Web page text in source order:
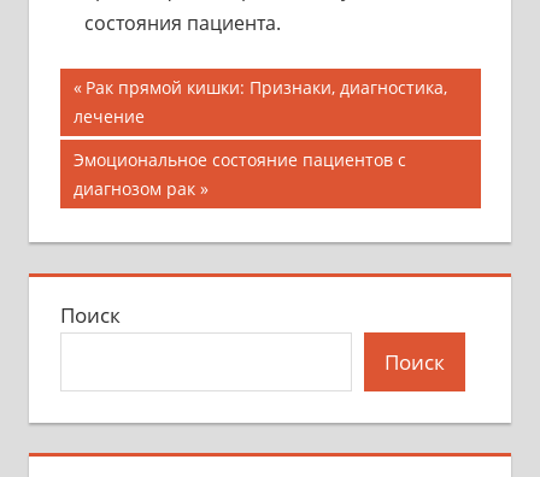
состояния пациента.
Навигация
по
записям
Предыдущая
запись;
Рак прямой кишки: Признаки, диагностика,
лечение
Следующая
запись:
Эмоциональное состояние пациентов с
диагнозом рак
Поиск
Поиск